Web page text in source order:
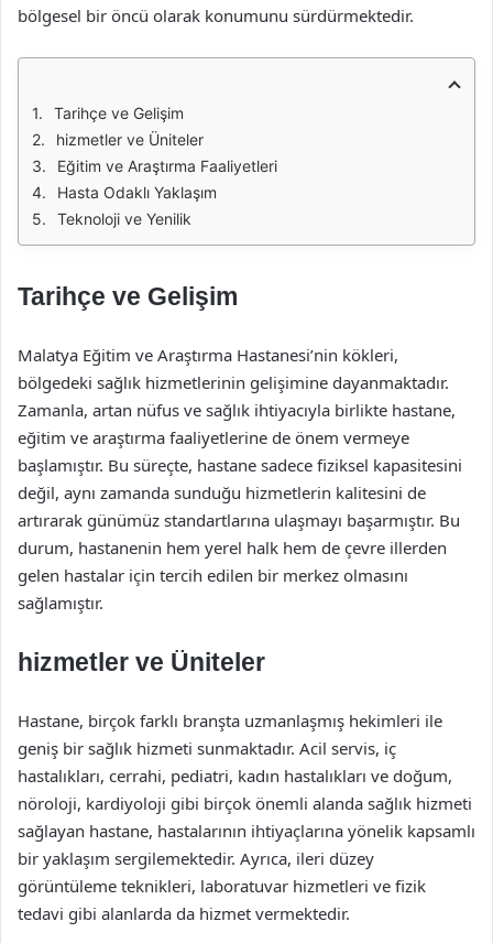
bölgesel bir öncü olarak konumunu sürdürmektedir.
Tarihçe ve Gelişim
hizmetler ve Üniteler
Eğitim ve Araştırma Faaliyetleri
Hasta Odaklı Yaklaşım
Teknoloji ve Yenilik
Tarihçe ve Gelişim
Malatya Eğitim ve Araştırma Hastanesi’nin kökleri,
bölgedeki sağlık hizmetlerinin gelişimine dayanmaktadır.
Zamanla, artan nüfus ve sağlık ihtiyacıyla birlikte hastane,
eğitim ve araştırma faaliyetlerine de önem vermeye
başlamıştır. Bu süreçte, hastane sadece fiziksel kapasitesini
değil, aynı zamanda sunduğu hizmetlerin kalitesini de
artırarak günümüz standartlarına ulaşmayı başarmıştır. Bu
durum, hastanenin hem yerel halk hem de çevre illerden
gelen hastalar için tercih edilen bir merkez olmasını
sağlamıştır.
hizmetler ve Üniteler
Hastane, birçok farklı branşta uzmanlaşmış hekimleri ile
geniş bir sağlık hizmeti sunmaktadır. Acil servis, iç
hastalıkları, cerrahi, pediatri, kadın hastalıkları ve doğum,
nöroloji, kardiyoloji gibi birçok önemli alanda sağlık hizmeti
sağlayan hastane, hastalarının ihtiyaçlarına yönelik kapsamlı
bir yaklaşım sergilemektedir. Ayrıca, ileri düzey
görüntüleme teknikleri, laboratuvar hizmetleri ve fizik
tedavi gibi alanlarda da hizmet vermektedir.